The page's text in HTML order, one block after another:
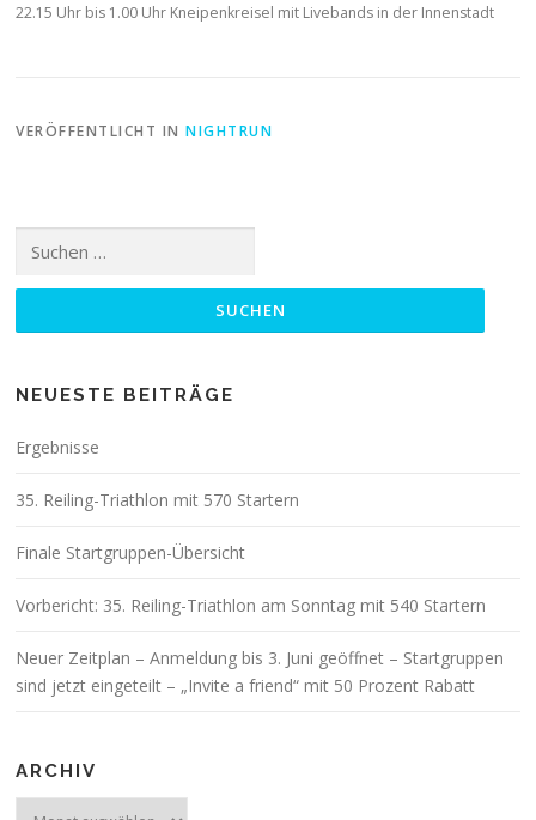
22.15 Uhr bis 1.00 Uhr Kneipenkreisel mit Livebands in der Innenstadt
VERÖFFENTLICHT INNIGHTRUN
nach:
NEUESTE BEITRÄGE
Ergebnisse
35. Reiling-Triathlon mit 570 Startern
Finale Startgruppen-Übersicht
Vorbericht: 35. Reiling-Triathlon am Sonntag mit 540 Startern
Neuer Zeitplan – Anmeldung bis 3. Juni geöffnet – Startgruppen
sind jetzt eingeteilt – „Invite a friend“ mit 50 Prozent Rabatt
ARCHIV